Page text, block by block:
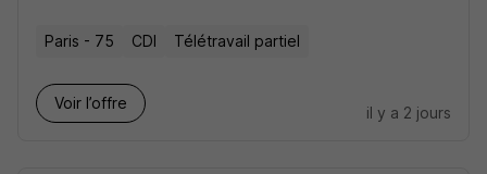
Paris - 75 CDI Télétravail partiel
Voir l’offre
il y a 2 jours